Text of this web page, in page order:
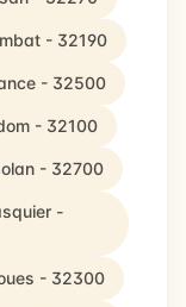
- 32190
- 32500
- 32100
- 32700
-
- 32300